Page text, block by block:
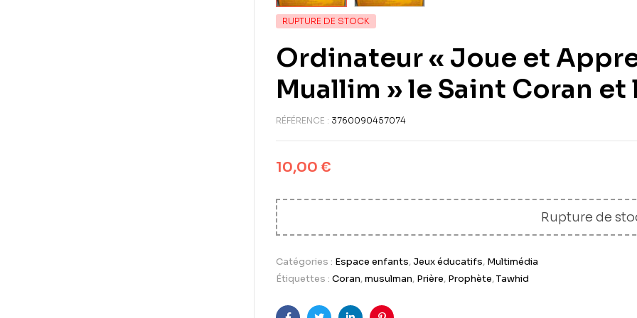
RUPTURE DE STOCK
Ordinateur « Joue et
Muallim » le Saint Coran et
RÉFÉRENCE : 3760090457074
10,00 €
Rupture de
Catégories : Espace enfants,Jeux éducatifs, Multimédia
Étiquettes : Coran,musulman, Prière, Prophète,Tawhid